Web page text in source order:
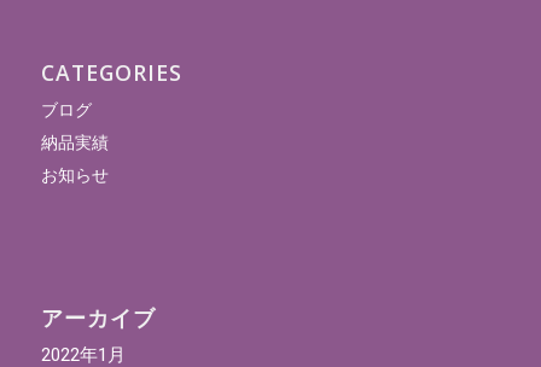
CATEGORIES
ブログ
納品実績
お知らせ
アーカイブ
2022年1月